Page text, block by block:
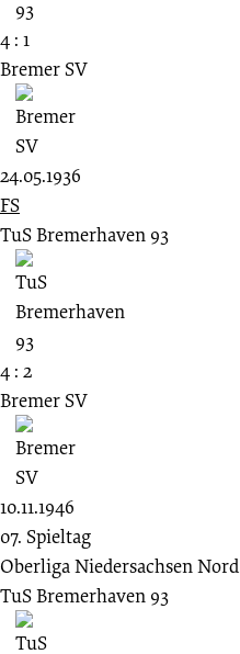
4 : 1
Bremer SV
24.05.1936
FS
TuS Bremerhaven 93
4 : 2
Bremer SV
10.11.1946
07. Spieltag
Oberliga Niedersachsen Nord
TuS Bremerhaven 93